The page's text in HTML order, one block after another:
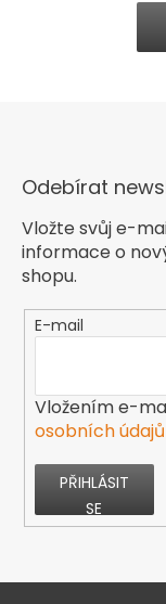
Odebírat
Vložte svůj e-
informace o
shopu.
E-mail
Vložením e-
osobních údajů
PŘIHLÁSIT
SE